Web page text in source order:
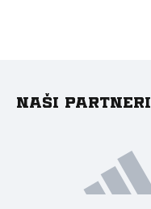
Naši partneri